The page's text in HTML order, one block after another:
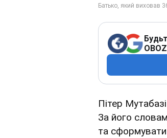
Пітер
За його
та сформувати